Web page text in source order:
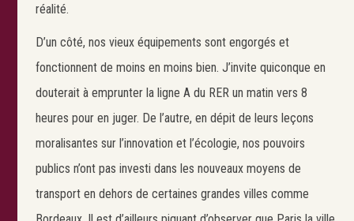
réalité.
D’un côté, nos vieux équipements sont engorgés et
fonctionnent de moins en moins bien. J’invite quiconque en
douterait à emprunter la ligne A du RER un matin vers 8
heures pour en juger. De l’autre, en dépit de leurs leçons
moralisantes sur l’innovation et l’écologie, nos pouvoirs
publics n’ont pas investi dans les nouveaux moyens de
transport en dehors de certaines grandes villes comme